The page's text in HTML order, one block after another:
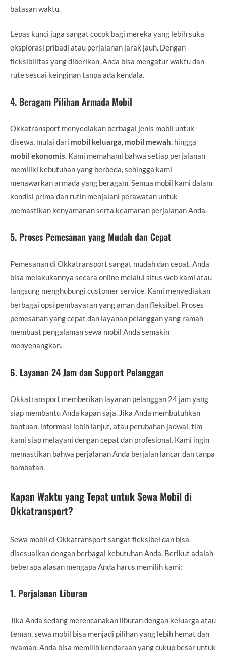
batasan waktu.
Lepas kunci juga sangat cocok bagi mereka yang lebih suka
eksplorasi pribadi atau perjalanan jarak jauh. Dengan
fleksibilitas yang diberikan, Anda bisa mengatur waktu dan
rute sesuai keinginan tanpa ada kendala.
4. Beragam Pilihan Armada Mobil
Okkatransport menyediakan berbagai jenis mobil untuk
disewa, mulai dari mobil keluarga mobil mewah , hingga
mobil ekonomis . Kami memahami bahwa setiap perjalanan
memiliki kebutuhan yang berbeda, sehingga kami
menawarkan armada yang beragam. Semua mobil kami dalam
kondisi prima dan rutin menjalani perawatan untuk
memastikan kenyamanan serta keamanan perjalanan Anda.
5. Proses Pemesanan yang Mudah dan Cepat
Pemesanan di Okkatransport sangat mudah dan cepat. Anda
bisa melakukannya secara online melalui situs web kami atau
langsung menghubungi customer service. Kami menyediakan
berbagai opsi pembayaran yang aman dan fleksibel. Proses
pemesanan yang cepat dan layanan pelanggan yang ramah
membuat pengalaman sewa mobil Anda semakin
menyenangkan.
6. Layanan 24 Jam dan Support Pelanggan
Okkatransport memberikan layanan pelanggan 24 jam yang
siap membantu Anda kapan saja. Jika Anda membutuhkan
bantuan, informasi lebih lanjut, atau perubahan jadwal, tim
kami siap melayani dengan cepat dan profesional. Kami ingin
memastikan bahwa perjalanan Anda berjalan lancar dan tanpa
hambatan.
Kapan Waktu yang Tepat untuk Sewa Mobil di
Okkatransport?
Sewa mobil di Okkatransport sangat fleksibel dan bisa
disesuaikan dengan berbagai kebutuhan Anda. Berikut adalah
beberapa alasan mengapa Anda harus memilih kami:
1. Perjalanan Liburan
Jika Anda sedang merencanakan liburan dengan keluarga atau
teman, sewa mobil bisa menjadi pilihan yang lebih hemat dan
nyaman. Anda bisa memilih kendaraan yang cukup besar untuk